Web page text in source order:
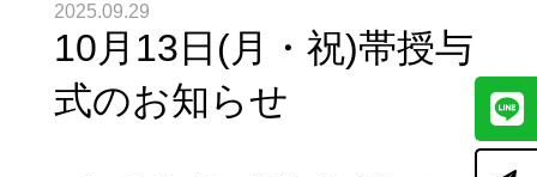
2025.09.29
10月13日(月・祝)帯授与
式のお知らせ